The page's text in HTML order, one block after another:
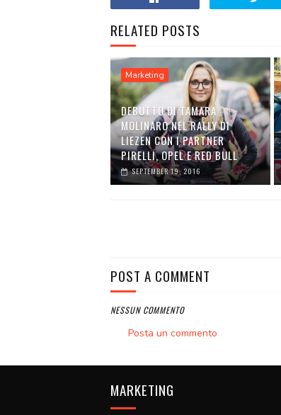
RELATED POSTS
Marketing
DEBUTTO DI TAMARA
MOLINARO NEL RALLY DI
LIEZEN CON I PARTNER
PIRELLI, OPEL E RED BULL
SEPTEMBER 19, 2016
POST A COMMENT
NESSUN COMMENTO
Posta un commento
MARKETING